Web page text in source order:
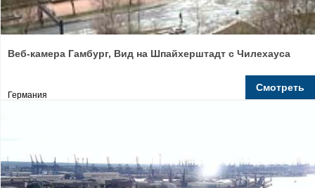
Веб-камера Гамбург, Вид на Шпайхерштадт с Чилехауса
Германия
Смотреть